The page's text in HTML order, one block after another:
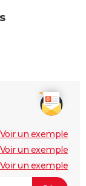
Voir un exemple
Voir un exemple
Voir un exemple